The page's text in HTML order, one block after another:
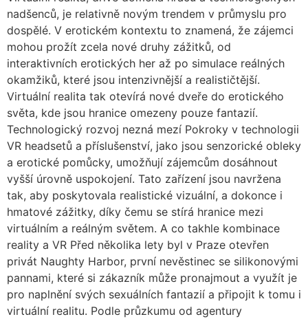
nadšenců, je relativně novým trendem v průmyslu pro
dospělé. V erotickém kontextu to znamená, že zájemci
mohou prožít zcela nové druhy zážitků, od
interaktivních erotických her až po simulace reálných
okamžiků, které jsou intenzivnější a realističtější.
Virtuální realita tak otevírá nové dveře do erotického
světa, kde jsou hranice omezeny pouze fantazií.
Technologický rozvoj nezná mezí Pokroky v technologii
VR headsetů a příslušenství, jako jsou senzorické obleky
a erotické pomůcky, umožňují zájemcům dosáhnout
vyšší úrovně uspokojení. Tato zařízení jsou navržena
tak, aby poskytovala realistické vizuální, a dokonce i
hmatové zážitky, díky čemu se stírá hranice mezi
virtuálním a reálným světem. A co takhle kombinace
reality a VR Před několika lety byl v Praze otevřen
privát Naughty Harbor, první nevěstinec se silikonovými
pannami, které si zákazník může pronajmout a využít je
pro naplnění svých sexuálních fantazií a připojit k tomu i
virtuální realitu. Podle průzkumu od agentury